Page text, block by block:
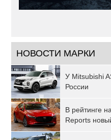
НОВОСТИ МАРКИ
У Mitsubishi
России
В рейтинге
Reports